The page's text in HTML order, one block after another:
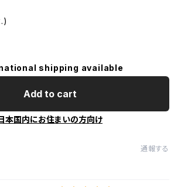
shipping available
Add to cart
本国内にお住まいの方向け
通報する